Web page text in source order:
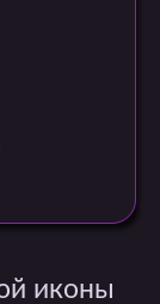
иконы